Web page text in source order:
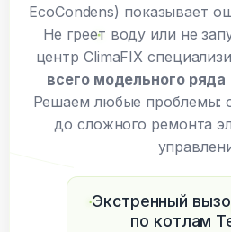
EcoCondens) показывает
Не греет воду или не
центр ClimaFIX
всего модельного ряда
Решаем любые проблемы:
до сложного ремонта
Экстренный
по котлам